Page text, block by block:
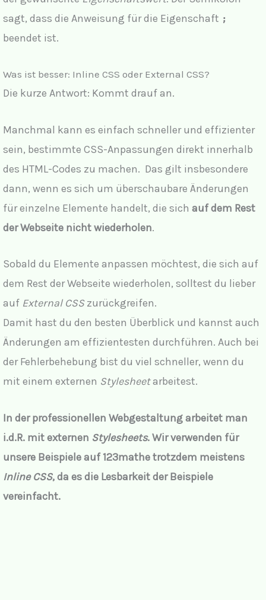
sagt, dass die Anweisung für die Eigenschaft ;
beendet ist.
Was ist besser: Inline CSS oder External CSS?
Die kurze Antwort: Kommt drauf an.
Manchmal kann es einfach schneller und effizienter
sein, bestimmte CSS-Anpassungen direkt innerhalb
des HTML-Codes zu machen. Das gilt insbesondere
dann, wenn es sich um überschaubare Änderungen
für einzelne Elemente handelt, die sich auf dem Rest
der Webseite nicht wiederholen.
Sobald du Elemente anpassen möchtest, die sich auf
dem Rest der Webseite wiederholen, solltest du lieber
auf External CSSzurückgreifen.
Damit hast du den besten Überblick und kannst auch
Änderungen am effizientesten durchführen. Auch bei
der Fehlerbehebung bist du viel schneller, wenn du
mit einem externen Stylesheetarbeitest.
In der professionellen Webgestaltung arbeitet man
i.d.R. mit externen Stylesheets. Wir verwenden für
unsere Beispiele auf 123mathe trotzdem meistens
Inline CSS, da es die Lesbarkeit der Beispiele
vereinfacht.